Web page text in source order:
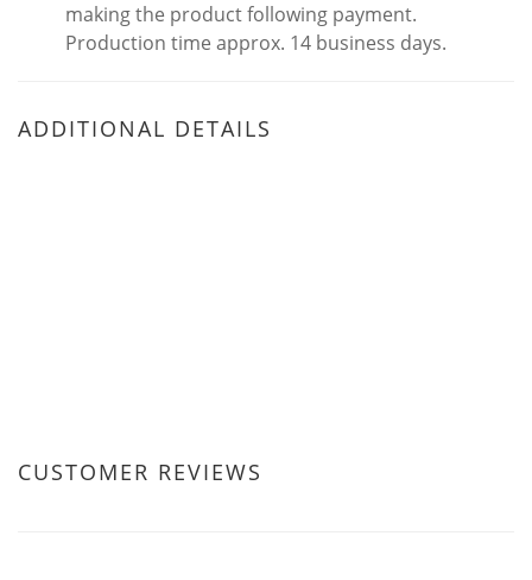
making the product following payment.
Production time approx. 14 business days.
ADDITIONAL DETAILS
CUSTOMER REVIEWS